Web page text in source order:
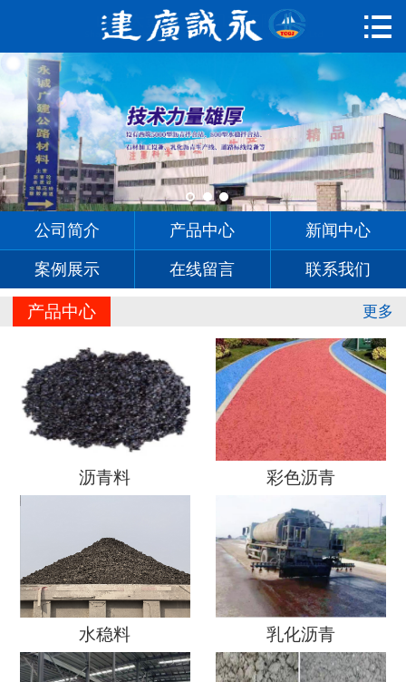
 首页
公司简介
产品中心
新闻中心
案例展示
在线留言

公司简介 产品中心 新闻中心
案例展示 在线留言 联系我们
更多
产品中心
沥青料 彩色沥青
水稳料 乳化沥青